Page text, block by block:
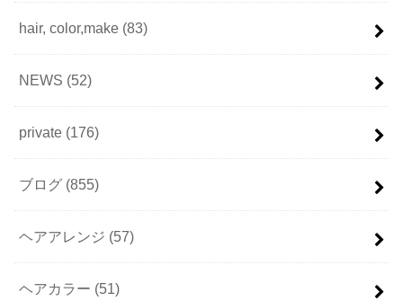
hair, color,make (83)
NEWS (52)
private (176)
ブログ (855)
ヘアアレンジ (57)
ヘアカラー (51)